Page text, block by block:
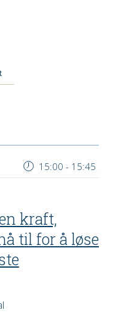
15:00 - 15:45
kraft,
til for å løse